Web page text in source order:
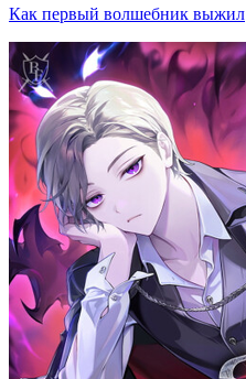
Как первый волшебник выжил